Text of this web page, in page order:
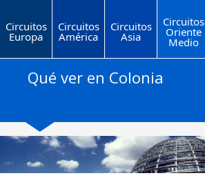
Circuitos
Europa
Circuitos
América
Circuitos
Asia
Circuitos
Oriente
Medio
Qué ver en Colonia